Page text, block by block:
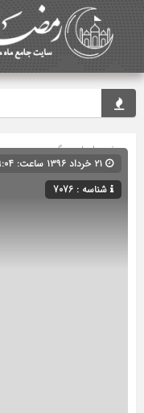
صفحه اصلی» گروه »
شناسه : 7076